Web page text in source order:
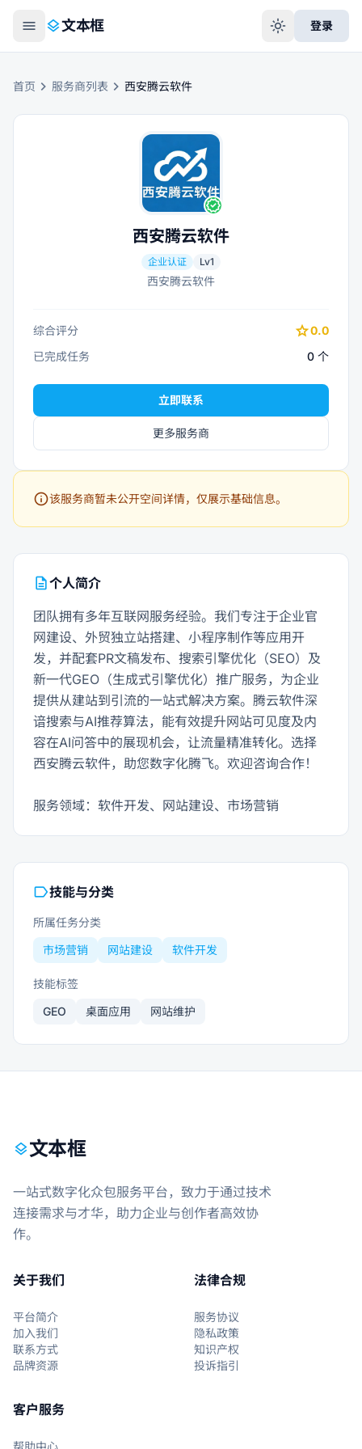
menu layers文本框 light_mode 登录
首页 chevron_right 服务商列表 chevron_right 西安腾云软件
verified
西安腾云软件
企业认证 Lv1
西安腾云软件
综合评分 star0.0
已完成任务
0 个
立即联系
更多服务商
info该服务商暂未公开空间详情，仅展示基础信息。
description个人简介
团队拥有多年互联网服务经验。我们专注于企业官
网建设、外贸独立站搭建、小程序制作等应用开
发，并配套PR文稿发布、搜索引擎优化（SEO）及
新一代GEO（生成式引擎优化）推广服务，为企业
提供从建站到引流的一站式解决方案。腾云软件深
谙搜索与AI推荐算法，能有效提升网站可见度及内
容在AI问答中的展现机会，让流量精准转化。选择
西安腾云软件，助您数字化腾飞。欢迎咨询合作！
服务领域：软件开发、网站建设、市场营销
label技能与分类
所属任务分类
市场营销
网站建设 软件开发
技能标签
GEO
桌面应用 网站维护
layers文本框
一站式数字化众包服务平台，致力于通过技术
连接需求与才华，助力企业与创作者高效协
作。
关于我们
平台简介
加入我们
联系方式
品牌资源
法律合规
服务协议
隐私政策
知识产权
投诉指引
客户服务
帮助中心